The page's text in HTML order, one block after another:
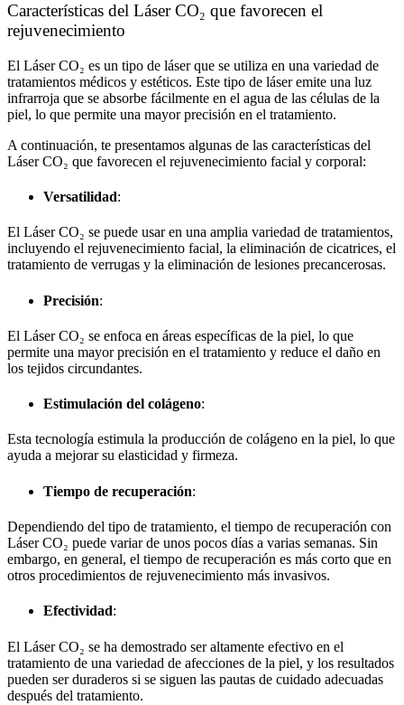
Características del Láser CO₂ que favorecen el
rejuvenecimiento
El Láser CO₂ es un tipo de láser que se utiliza en una variedad de
tratamientos médicos y estéticos. Este tipo de láser emite una luz
infrarroja que se absorbe fácilmente en el agua de las células de la
piel, lo que permite una mayor precisión en el tratamiento.
A continuación, te presentamos algunas de las características del
Láser CO₂ que favorecen el rejuvenecimiento facial y corporal:
Versatilidad:
El Láser CO₂ se puede usar en una amplia variedad de tratamientos,
incluyendo el rejuvenecimiento facial, la eliminación de cicatrices, el
tratamiento de verrugas y la eliminación de lesiones precancerosas.
Precisión:
El Láser CO₂ se enfoca en áreas específicas de la piel, lo que
permite una mayor precisión en el tratamiento y reduce el daño en
los tejidos circundantes.
Estimulación del colágeno:
Esta tecnología estimula la producción de colágeno en la piel, lo que
ayuda a mejorar su elasticidad y firmeza.
Tiempo de recuperación:
Dependiendo del tipo de tratamiento, el tiempo de recuperación con
Láser CO₂ puede variar de unos pocos días a varias semanas. Sin
embargo, en general, el tiempo de recuperación es más corto que en
otros procedimientos de rejuvenecimiento más invasivos.
Efectividad:
El Láser CO₂ se ha demostrado ser altamente efectivo en el
tratamiento de una variedad de afecciones de la piel, y los resultados
pueden ser duraderos si se siguen las pautas de cuidado adecuadas
después del tratamiento.